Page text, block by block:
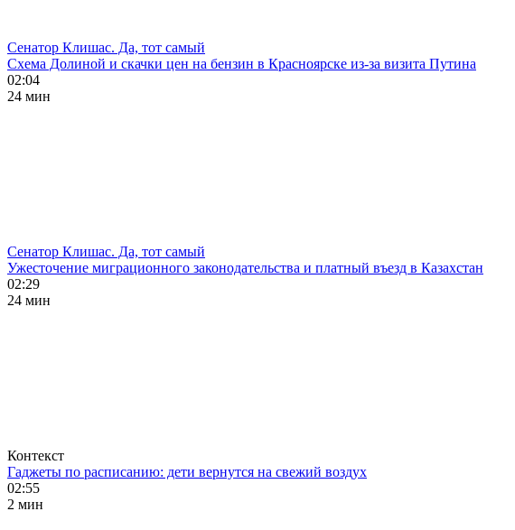
Сенатор Клишас. Да, тот самый
Схема Долиной и скачки цен на бензин в Красноярске из-за визита Путина
02:04
24 мин
Сенатор Клишас. Да, тот самый
Ужесточение миграционного законодательства и платный въезд в Казахстан
02:29
24 мин
Контекст
Гаджеты по расписанию: дети вернутся на свежий воздух
02:55
2 мин